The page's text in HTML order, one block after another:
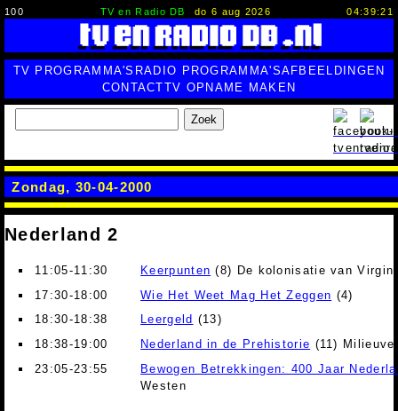
100 TV en Radio DB do 6 aug 2026 04:39:22
TV PROGRAMMA'S RADIO PROGRAMMA'SAFBEELDINGEN
CONTACTTV OPNAME MAKEN
Zoek
Zondag, 30-04-2000
Nederland 2
11:05-11:30 Keerpunten (8) De kolonisatie van
17:30-18:00
Wie Het Weet Mag Het Zeggen (4)
18:30-18:38
Leergeld (13)
18:38-19:00
Nederland in de Prehistorie (11)
23:05-23:55
Bewogen Betrekkingen: 400 Jaar
Westen